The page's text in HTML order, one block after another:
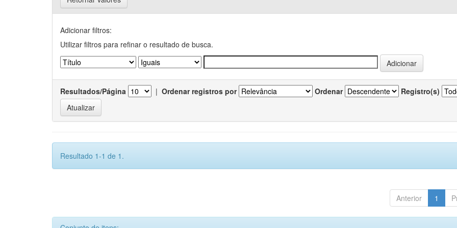
Adicionar filtros:
Utilizar filtros para refinar o resultado de busca.
Resultados/Página | Ordenar registros por Ordenar Registro(s)
Resultado 1-1 de 1.
Anterior 1